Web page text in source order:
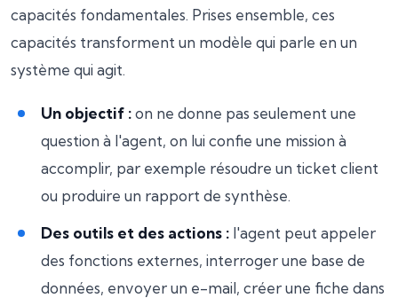
capacités fondamentales. Prises ensemble, ces
capacités transforment un modèle qui parle en un
système qui agit.
Un objectif :on ne donne pas seulement une
question à l'agent, on lui confie une mission à
accomplir, par exemple résoudre un ticket client
ou produire un rapport de synthèse.
Des outils et des actions : l'agent peut appeler
des fonctions externes, interroger une base de
données, envoyer un e-mail, créer une fiche dans